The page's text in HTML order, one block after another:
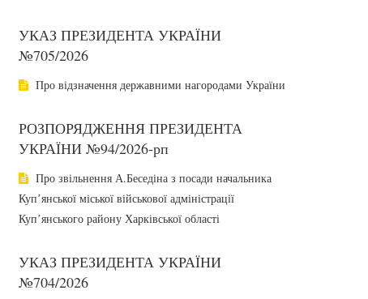
УКАЗ ПРЕЗИДЕНТА УКРАЇНИ
№705/2026
Про відзначення державними нагородами України
РОЗПОРЯДЖЕННЯ ПРЕЗИДЕНТА
УКРАЇНИ №94/2026-рп
Про звільнення А.Беседіна з посади начальника
Купʼянської міської військової адміністрації
Купʼянського району Харківської області
УКАЗ ПРЕЗИДЕНТА УКРАЇНИ
№704/2026